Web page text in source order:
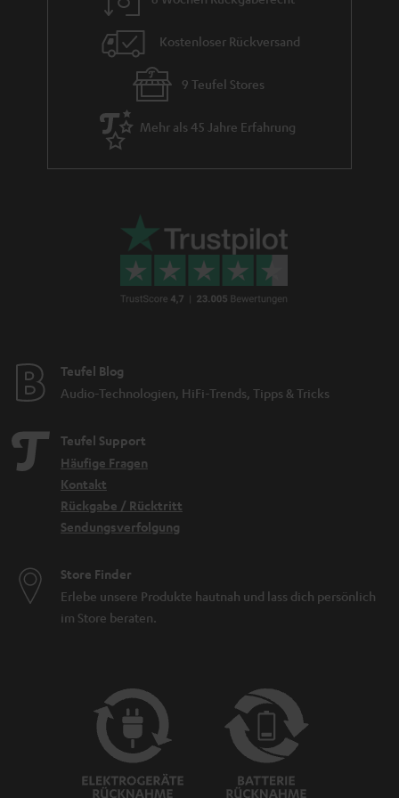
Kostenloser Rückversand
9 Teufel Stores
Mehr als 45 Jahre Erfahrung
Teufel Blog
Audio-Technologien, HiFi-Trends, Tipps & Tricks
Teufel Support
Häufige Fragen
Kontakt
Rückgabe / Rücktritt
Sendungsverfolgung
Store Finder
Erlebe unsere Produkte hautnah und lass dich persönlich
im Store beraten.